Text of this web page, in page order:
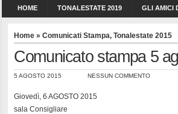
HOME TONALESTATE 2019 GLI AMICI
Home » Comunicati Stampa, Tonalestate 2015
Comunicato stampa 5
5 AGOSTO 2015 NESSUN COMMENTO
Giovedì, 6 AGOSTO 2015
sala Consigliare